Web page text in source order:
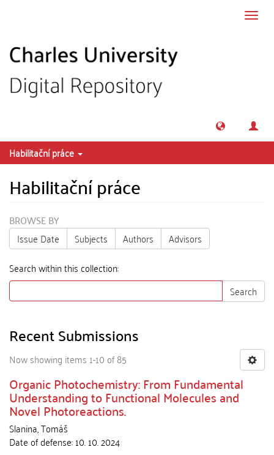
Habilitační práce
Habilitační práce
BROWSE BY
Issue Date
Subjects Authors
Advisors
Search within this collection:
Search
Recent Submissions
Now showing items 1-10 of 85
Organic Photochemistry: From Fundamental
Understanding to Functional Molecules and
Novel Photoreactions.
Slanina, Tomáš
Date of defense:10. 10. 2024